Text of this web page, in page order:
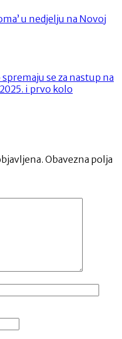
u nedjelju na Novoj
se za nastup na
i prvo kolo
Obavezna polja